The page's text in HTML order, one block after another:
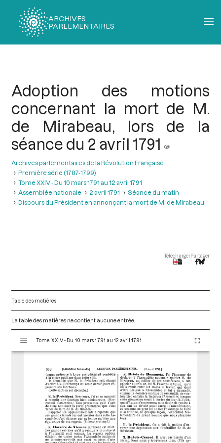
ARCHIVES
PARLEMENTAIRES
Adoption des motions
concernant la mort de M.
de Mirabeau, lors de la
séance du 2 avril 1791
Archives parlementaires de la Révolution Française
Première série (1787-1799)
Tome XXIV - Du 10 mars 1791 au 12 avril 1791
Assemblée nationale
2 avril 1791
Séance du matin
Discours du Président en annonçant la mort de M. de Mirabeau
TéléchargerPartager
Table des matières
La table des matières ne contient aucune entrée.
s
Tome XXIV - Du 10 mars 1791 au 12 avril 1791